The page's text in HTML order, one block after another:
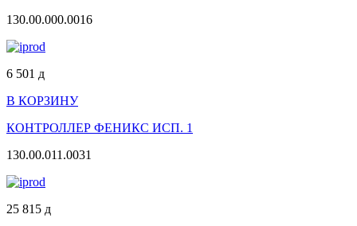
130.00.000.0016
6 501 д
В КОРЗИНУ
КОНТРОЛЛЕР ФЕНИКС ИСП. 1
130.00.011.0031
25 815 д